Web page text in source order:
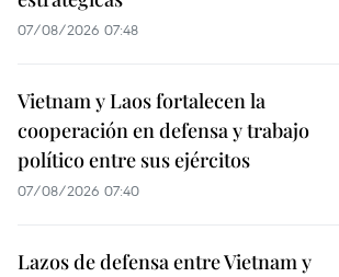
07/08/2026 07:48
Vietnam y Laos fortalecen la
cooperación en defensa y trabajo
político entre sus ejércitos
07/08/2026 07:40
Lazos de defensa entre Vietnam y